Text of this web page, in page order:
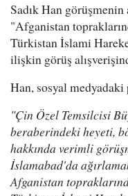
Sadık Han görüşmenin
"Afganistan
Türkistan İslami
ilişkin görüş
Han, sosyal medyadaki
"Çin Özel Temsilcisi
beraberindeki heyeti,
hakkında verimli
İslamabad'da
Afganistan